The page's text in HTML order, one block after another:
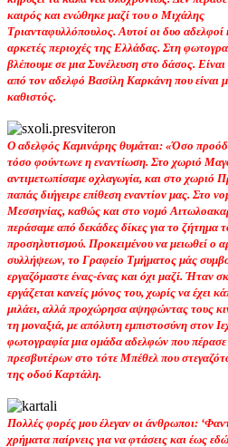
καιρός και ενώθηκε μαζί του ο Μιχάλης
Τριανταφυλλόπουλος. Αυτοί οι δυο
αρκετές περιοχές της Ελλάδας. Στη
βλέπουμε σε μια Συνέλευση στο δάσος.
από τον αδελφό Βασίλη Καρκάνη που είναι
καθιστός.
Ο αδελφός Καμινάρης θυμάται: «Όσο
τόσο φούντωνε η εναντίωση. Στο χωριό
αντιμετωπίσαμε οχλαγωγία, και στο χωριό
παπάς διήγειρε επίθεση εναντίον μας. Στο
Μεσσηνίας, καθώς και στο νομό
περάσαμε από δεκάδες δίκες για το ζήτημα
προσηλυτισμού. Προκειμένου να μειωθεί ο
συλλήψεων, το Γραφείο Τμήματος μάς
εργαζόμαστε ένας-ένας και όχι μαζί. Ήταν
εργάζεται κανείς μόνος του, χωρίς να έχει
μιλάει, αλλά προχώρησα αψηφώντας τους
τη μοναξιά, με απόλυτη εμπιστοσύνη στον
φωτογραφία μια ομάδα αδελφών που
πρεσβυτέρων στο τότε Μπέθελ που
της οδού Καρτάλη.
Πολλές φορές μου έλεγαν οι άνθρωποι:
χρήματα παίρνεις για να φτάσεις και έως